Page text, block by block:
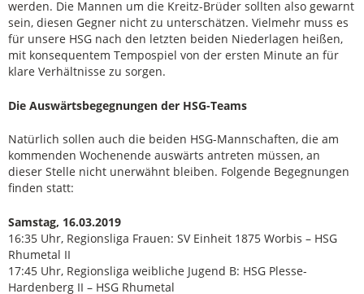
werden. Die Mannen um die Kreitz-Brüder sollten also gewarnt
sein, diesen Gegner nicht zu unterschätzen. Vielmehr muss es
für unsere HSG nach den letzten beiden Niederlagen heißen,
mit konsequentem Tempospiel von der ersten Minute an für
klare Verhältnisse zu sorgen.
Die Auswärtsbegegnungen der HSG-Teams
Natürlich sollen auch die beiden HSG-Mannschaften, die am
kommenden Wochenende auswärts antreten müssen, an
dieser Stelle nicht unerwähnt bleiben. Folgende Begegnungen
finden statt:
Samstag, 16.03.2019
16:35 Uhr, Regionsliga Frauen: SV Einheit 1875 Worbis – HSG
Rhumetal II
17:45 Uhr, Regionsliga weibliche Jugend B: HSG Plesse-
Hardenberg II – HSG Rhumetal